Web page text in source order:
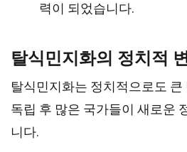
력이 되었습니다.
탈식민지화의 정치적
탈식민지화는 정치적으로도
독립 후 많은 국가들이 새로운
니다.